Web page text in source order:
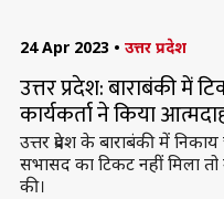
24 Apr 2023 • उत्तर प्रदेश
उत्तर प्रदेश: बाराबंकी में
कार्यकर्ता ने किया
उत्तर प्रदेश के बाराबंकी में
सभासद का टिकट नहीं मिला
की।